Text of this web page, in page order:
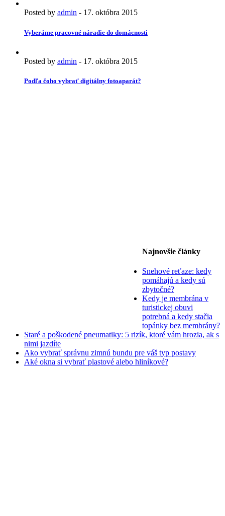
Posted by admin - 17. októbra 2015
Vyberáme pracovné náradie do domácnosti
Posted by admin - 17. októbra 2015
Podľa čoho vybrať digitálny fotoaparát?
Najnovšie články
Snehové reťaze: kedy
pomáhajú a kedy sú
zbytočné?
Kedy je membrána v
turistickej obuvi
potrebná a kedy stačia
topánky bez membrány?
Staré a poškodené pneumatiky: 5 rizík, ktoré vám hrozia, ak s
nimi jazdíte
Ako vybrať správnu zimnú bundu pre váš typ postavy
Aké okna si vybrať plastové alebo hliníkové?